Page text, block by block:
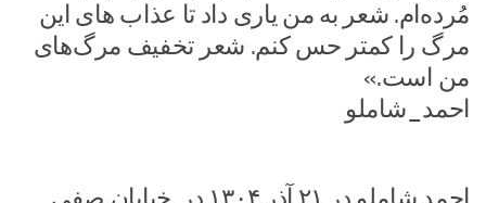
مُرده‌ام. شعر به من یاری داد تا عذاب های این
مرگ را کمتر حس کنم. شعر تخفیف مرگ‌های
من است.»
احمد_شاملو